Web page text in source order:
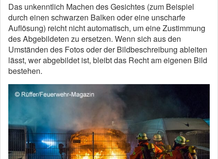
Das unkenntlich Machen des Gesichtes (zum Beispiel
durch einen schwarzen Balken oder eine unscharfe
Auflösung) reicht nicht automatisch, um eine Zustimmung
des Abgebildeten zu ersetzen. Wenn sich aus den
Umständen des Fotos oder der Bildbeschreibung ableiten
lässt, wer abgebildet ist, bleibt das Recht am eigenen Bild
bestehen.